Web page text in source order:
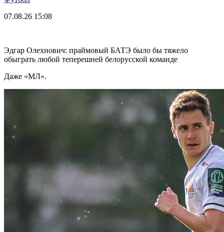
07.08.26 15:08
Эдгар Олехнович: праймовый БАТЭ было бы тяжело
обыграть любой теперешней белорусской команде
Даже «МЛ».